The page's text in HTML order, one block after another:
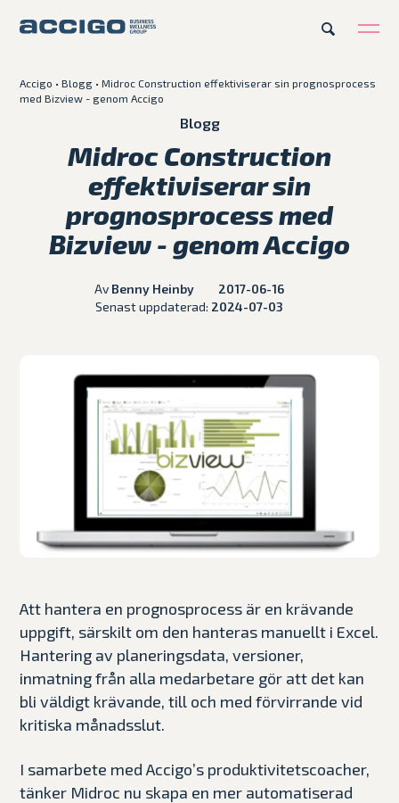
Karriär Kontakt
Erbjudande
Plattformar
Om Accigo
Våra case
Accigo •Blogg •Midroc Construction effektiviserar sin prognosprocess
med Bizview - genom Accigo
Blogg
Midroc Construction
effektiviserar sin
prognosprocess med
Bizview - genom Accigo
Av Benny Heinby
2017-06-16
Senast uppdaterad: 2024-07-03
Att hantera en prognosprocess är en krävande
uppgift, särskilt om den hanteras manuellt i Excel.
Hantering av planeringsdata, versioner,
inmatning från alla medarbetare gör att det kan
bli väldigt krävande, till och med förvirrande vid
kritiska månadsslut.
I samarbete med Accigo’s produktivitetscoacher,
tänker Midroc nu skapa en mer automatiserad